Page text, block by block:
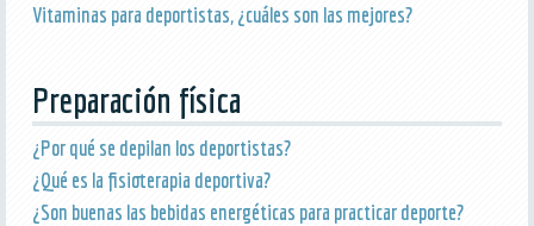
Vitaminas para deportistas, ¿cuáles son las mejores?
Preparación física
¿Por qué se depilan los deportistas?
¿Qué es la fisioterapia deportiva?
¿Son buenas las bebidas energéticas para practicar deporte?